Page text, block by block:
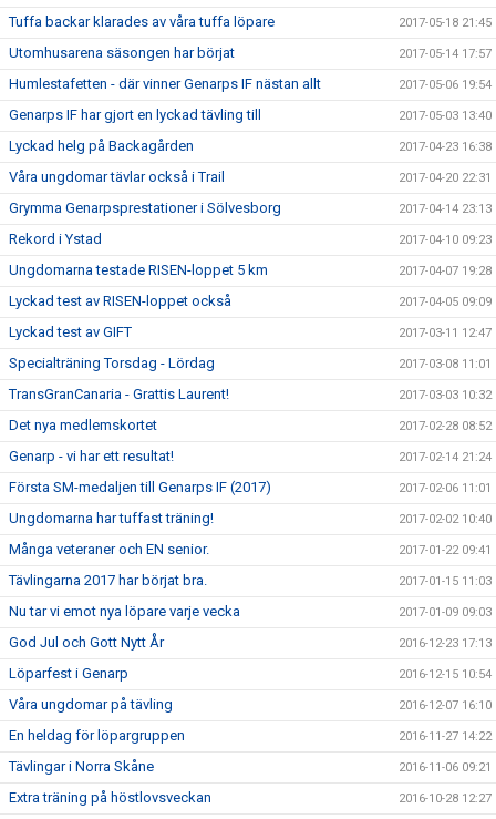
Tuffa backar klarades av våra tuffa löpare 2017-05-18 21:45
Utomhusarena säsongen har börjat 2017-05-14 17:57
Humlestafetten - där vinner Genarps IF nästan allt 2017-05-06 19:54
Genarps IF har gjort en lyckad tävling till 2017-05-03 13:40
Lyckad helg på Backagården 2017-04-23 16:38
Våra ungdomar tävlar också i Trail 2017-04-20 22:31
Grymma Genarpsprestationer i Sölvesborg 2017-04-14 23:13
Rekord i Ystad 2017-04-10 09:23
Ungdomarna testade RISEN-loppet 5 km 2017-04-07 19:28
Lyckad test av RISEN-loppet också 2017-04-05 09:09
Lyckad test av GIFT 2017-03-11 12:47
Specialträning Torsdag - Lördag 2017-03-08 11:01
TransGranCanaria - Grattis Laurent! 2017-03-03 10:32
Det nya medlemskortet 2017-02-28 08:52
Genarp - vi har ett resultat! 2017-02-14 21:24
Första SM-medaljen till Genarps IF (2017) 2017-02-06 11:01
Ungdomarna har tuffast träning! 2017-02-02 10:40
Många veteraner och EN senior. 2017-01-22 09:41
Tävlingarna 2017 har börjat bra. 2017-01-15 11:03
Nu tar vi emot nya löpare varje vecka 2017-01-09 09:03
God Jul och Gott Nytt År 2016-12-23 17:13
Löparfest i Genarp 2016-12-15 10:54
Våra ungdomar på tävling 2016-12-07 16:10
En heldag för löpargruppen 2016-11-27 14:22
Tävlingar i Norra Skåne 2016-11-06 09:21
Extra träning på höstlovsveckan 2016-10-28 12:27